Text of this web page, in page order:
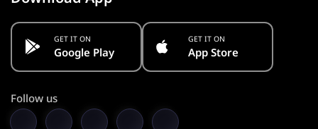
GET IT ON
Google Play
GET IT ON
App Store
Follow us